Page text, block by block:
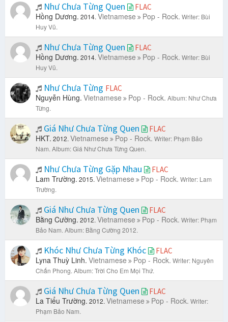
Như Chưa Từng Quen FLAC
Hồng Dương. 2014. Vietnamese Pop - Rock. Writer: Bùi
Huy Vũ.
Như Chưa Từng Quen FLAC
Hồng Dương. 2014. Vietnamese Pop - Rock. Writer: Bùi
Huy Vũ.
Như Chưa Từng FLAC
Nguyễn Hùng. Vietnamese Pop - Rock. Album: Như Chưa
Từng.
Giá Như Chưa Từng Quen FLAC
HKT. 2012. Vietnamese Pop - Rock. Writer: Phạm Bảo
Nam. Album: Giá Như Chưa Từng Quen.
Như Chưa Từng Gặp Nhau FLAC
Lam Trường. 2015. Vietnamese Pop - Rock. Writer: Lam
Trường.
Giá Như Chưa Từng Quen FLAC
Bằng Cường. 2012. Vietnamese Pop - Rock. Writer: Phạm
Bảo Nam. Album: Bằng Cường 2012.
Khóc Như Chưa Từng Khóc FLAC
Lyna Thuỳ Linh. Vietnamese Pop - Rock. Writer: Nguyên
Chấn Phong. Album: Trời Cho Em Mọi Thứ.
Giá Như Chưa Từng Quen FLAC
La Tiểu Trường. 2012. Vietnamese Pop - Rock. Writer:
Phạm Bảo Nam.